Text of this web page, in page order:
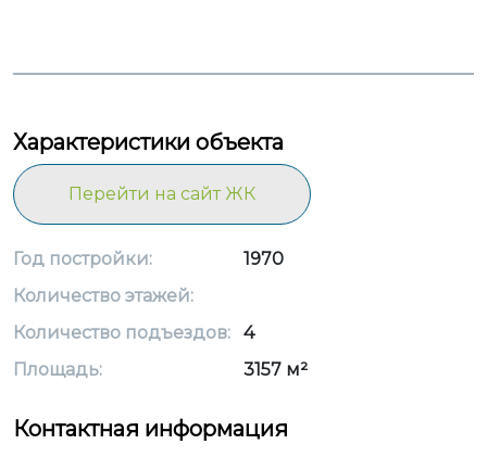
Характеристики объекта
Перейти на сайт ЖК
Год постройки:
1970
Количество этажей:
Количество подъездов:
4
Площадь:
3157 м²
Контактная информация